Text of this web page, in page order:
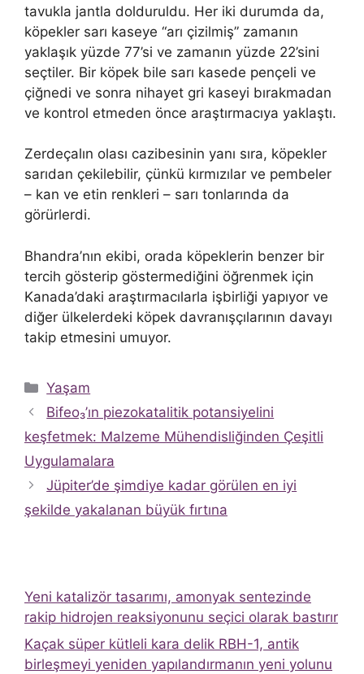
tavukla jantla dolduruldu. Her iki durumda da,
köpekler sarı kaseye “arı çizilmiş” zamanın
yaklaşık yüzde 77’si ve zamanın yüzde 22’sini
seçtiler. Bir köpek bile sarı kasede pençeli ve
çiğnedi ve sonra nihayet gri kaseyi bırakmadan
ve kontrol etmeden önce araştırmacıya yaklaştı.
Zerdeçalın olası cazibesinin yanı sıra, köpekler
sarıdan çekilebilir, çünkü kırmızılar ve pembeler
– kan ve etin renkleri – sarı tonlarında da
görürlerdi.
Bhandra’nın ekibi, orada köpeklerin benzer bir
tercih gösterip göstermediğini öğrenmek için
Kanada’daki araştırmacılarla işbirliği yapıyor ve
diğer ülkelerdeki köpek davranışçılarının davayı
takip etmesini umuyor.
Kategoriler
Yaşam
Bifeo₃’ın piezokatalitik potansiyelini
keşfetmek: Malzeme Mühendisliğinden Çeşitli
Uygulamalara
Jüpiter’de şimdiye kadar görülen en iyi
şekilde yakalanan büyük fırtına
Yeni katalizör tasarımı, amonyak sentezinde
rakip hidrojen reaksiyonunu seçici olarak bastırır
Kaçak süper kütleli kara delik RBH-1, antik
birleşmeyi yeniden yapılandırmanın yeni yolunu